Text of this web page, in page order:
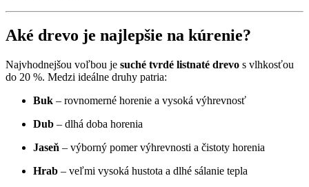
Aké drevo je najlepšie na kúrenie?
Najvhodnejšou voľbou je suché tvrdé listnaté drevo s vlhkosťou
do 20 %. Medzi ideálne druhy patria:
Buk – rovnomerné horenie a vysoká výhrevnosť
Dub – dlhá doba horenia
Jaseň – výborný pomer výhrevnosti a čistoty horenia
Hrab – veľmi vysoká hustota a dlhé sálanie tepla